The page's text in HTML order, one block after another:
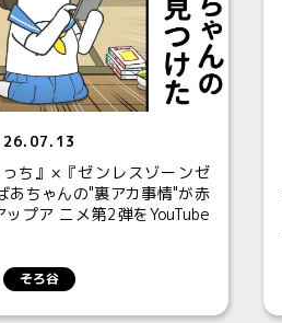
26.07.13
ち』×『ゼンレスゾーンゼ
あちゃんの"裏アカ事情"が赤
ップア ニメ第2弾をYouTube
そろ谷